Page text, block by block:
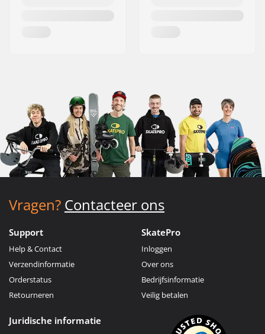
Vragen? Contacteer ons
Support
Help & Contact
Verzendinformatie
Orderstatus
Retourneren
SkatePro
Inloggen
Over ons
Bedrijfsinformatie
Veilig betalen
Juridische informatie